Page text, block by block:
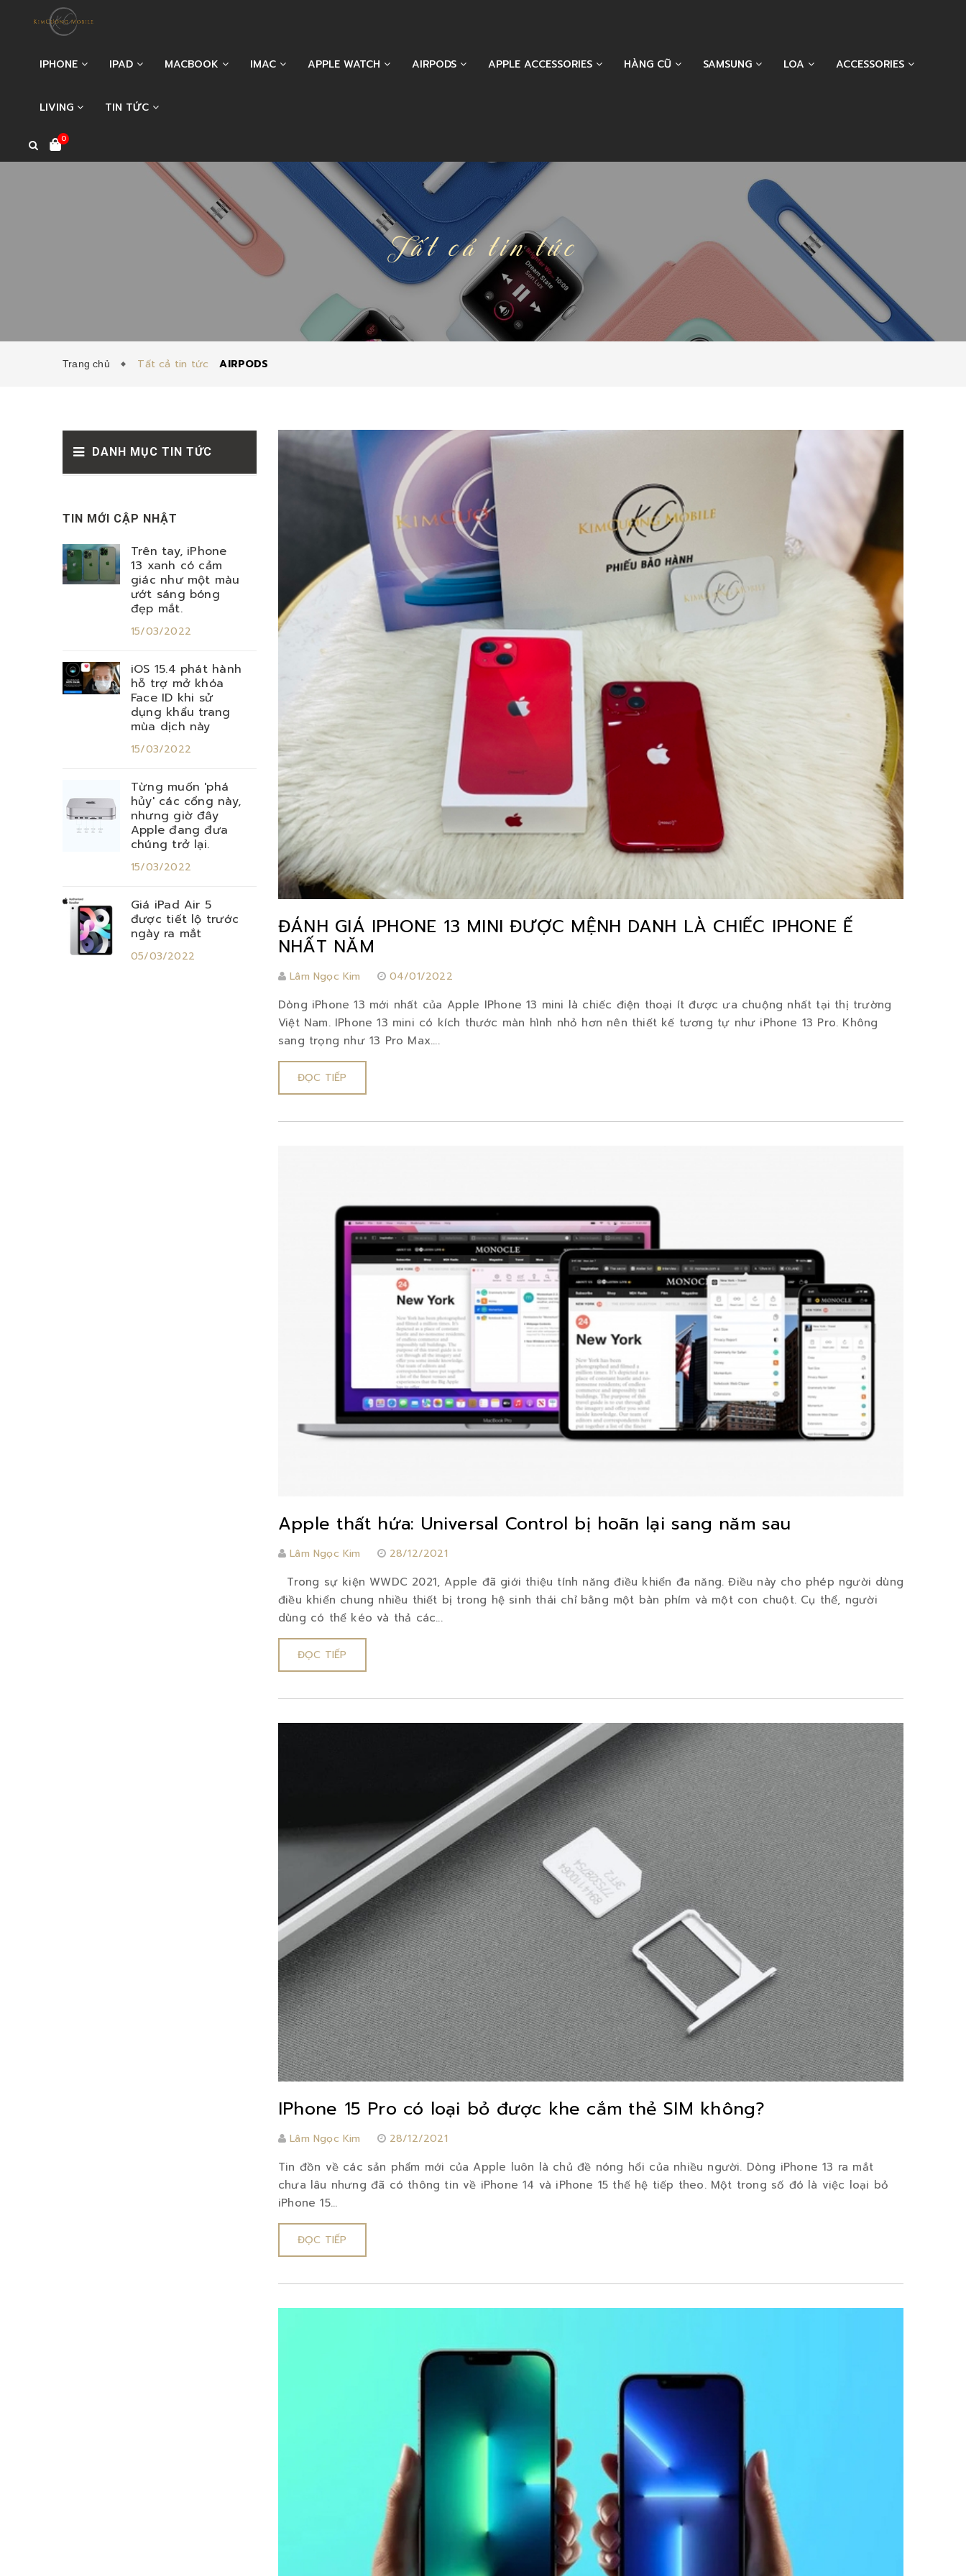
IPHONE IPAD MACBOOK IMAC APPLE WATCH AIRPODS APPLE ACCESSORIES HÀNG CŨ SAMSUNG LOA ACCESSORIES
LIVING TIN TỨC
0
Tất cả tin tức
Trang chủ Tất cả tin tức AIRPODS
DANH MỤC TIN TỨC
TIN MỚI CẬP NHẬT
Trên tay, iPhone
13 xanh có cảm
giác như một màu
ướt sáng bóng
đẹp mắt.
15/03/2022
iOS 15.4 phát hành
hỗ trợ mở khóa
Face ID khi sử
dụng khẩu trang
mùa dịch này
15/03/2022
Từng muốn 'phá
hủy' các cổng này,
nhưng giờ đây
Apple đang đưa
chúng trở lại.
15/03/2022
Giá iPad Air 5
được tiết lộ trước
ngày ra mắt
05/03/2022
ĐÁNH GIÁ IPHONE 13 MINI ĐƯỢC MỆNH DANH LÀ CHIẾC IPHONE Ế
NHẤT NĂM
Lâm Ngọc Kim 04/01/2022
Dòng iPhone 13 mới nhất của Apple IPhone 13 mini là chiếc điện thoại ít được ưa chuộng nhất tại thị trường
Việt Nam. IPhone 13 mini có kích thước màn hình nhỏ hơn nên thiết kế tương tự như iPhone 13 Pro. Không
sang trọng như 13 Pro Max....
ĐỌC TIẾP
Apple thất hứa: Universal Control bị hoãn lại sang năm sau
Lâm Ngọc Kim 28/12/2021
Trong sự kiện WWDC 2021, Apple đã giới thiệu tính năng điều khiển đa năng. Điều này cho phép người dùng
điều khiển chung nhiều thiết bị trong hệ sinh thái chỉ bằng một bàn phím và một con chuột. Cụ thể, người
dùng có thể kéo và thả các...
ĐỌC TIẾP
IPhone 15 Pro có loại bỏ được khe cắm thẻ SIM không?
Lâm Ngọc Kim 28/12/2021
Tin đồn về các sản phẩm mới của Apple luôn là chủ đề nóng hổi của nhiều người. Dòng iPhone 13 ra mắt
chưa lâu nhưng đã có thông tin về iPhone 14 và iPhone 15 thế hệ tiếp theo. Một trong số đó là việc loại bỏ
iPhone 15...
ĐỌC TIẾP